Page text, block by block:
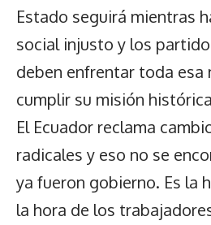
Estado seguirá mientras
social injusto y los
deben enfrentar toda esa
cumplir su misión
El Ecuador reclama
radicales y eso no se
ya fueron gobierno. Es la
la hora de los